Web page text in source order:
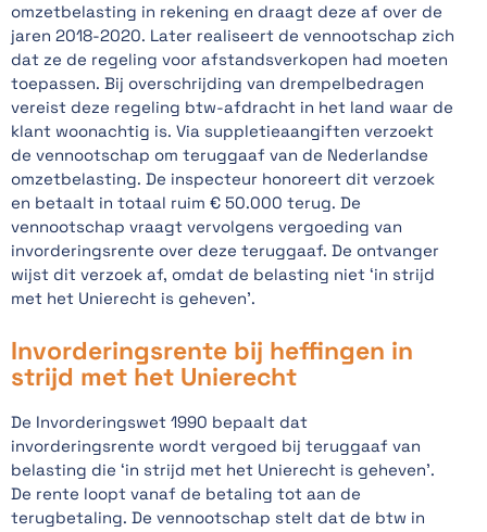
omzetbelasting in rekening en draagt deze af over de
jaren 2018-2020. Later realiseert de vennootschap zich
dat ze de regeling voor afstandsverkopen had moeten
toepassen. Bij overschrijding van drempelbedragen
vereist deze regeling btw-afdracht in het land waar de
klant woonachtig is. Via suppletieaangiften verzoekt
de vennootschap om teruggaaf van de Nederlandse
omzetbelasting. De inspecteur honoreert dit verzoek
en betaalt in totaal ruim € 50.000 terug. De
vennootschap vraagt vervolgens vergoeding van
invorderingsrente over deze teruggaaf. De ontvanger
wijst dit verzoek af, omdat de belasting niet ‘in strijd
met het Unierecht is geheven’.
Invorderingsrente bij heffingen in
strijd met het Unierecht
De Invorderingswet 1990 bepaalt dat
invorderingsrente wordt vergoed bij teruggaaf van
belasting die ‘in strijd met het Unierecht is geheven’.
De rente loopt vanaf de betaling tot aan de
terugbetaling. De vennootschap stelt dat de btw in